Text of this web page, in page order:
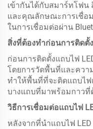
เข้ากันได้กับสมาร์ทโฟน
และคุณลักษณะการเชื่อ
ในการเชื่อมต่อผ่าน
สิ่งที่ต้องทำก่อนการติดตั้ง
ก่อนการติดตั้งแถบไฟ
โดยการวัดพื้นที่และควา
ทำให้พื้นที่ที่จะติดแถบไฟ
บางแถบที่มาพร้อมกาวที่
วิธีการเชื่อมต่อแถบไฟ
หลังจากที่นำแถบไฟ